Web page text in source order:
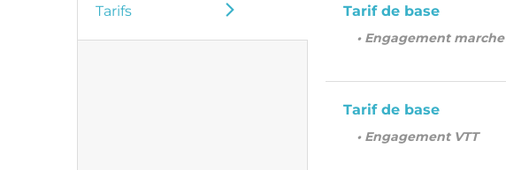
Tarifs Tarif de base
• Engagement marche
Tarif de base
• Engagement VTT